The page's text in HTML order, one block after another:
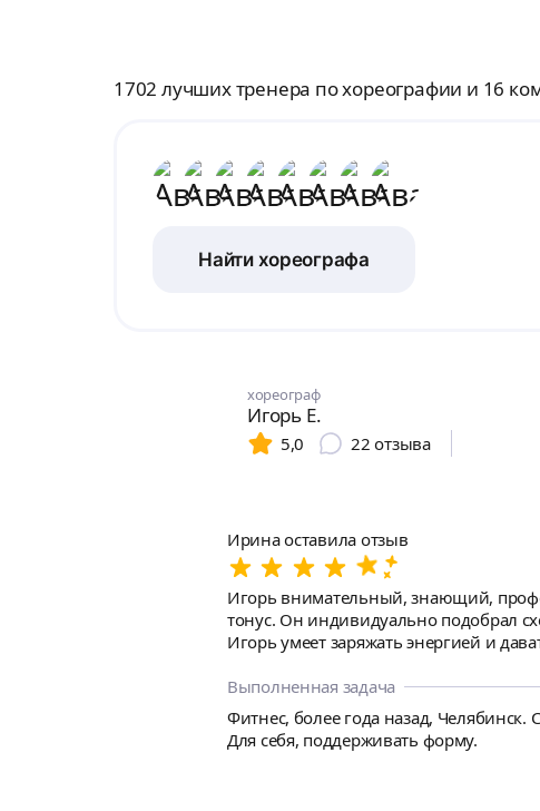
1702 лучших тренера по хореографии и 16
Найти хореографа
хореограф
Игорь Е.
5,0
22 отзыва
Ирина оставила отзыв
Игорь внимательный, знающий, профессиональный тренер! Я обратилась к Игорю
тонус. Он индивидуально подобрал схему тренировочного процесса и уровень нагрузки, исходя из состояния моего здоровья и способностей.
Игорь умеет заряжать энергией и
реального результата.
Выполненная задача
Фитнес, более года назад, Челябинск.
Для себя, поддерживать форму.